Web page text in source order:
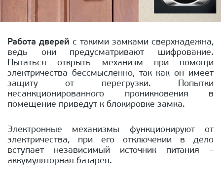
Работа дверей с такими замками сверхнадежна,
ведь они предусматривают шифрование.
Пытаться открыть механизм при помощи
электричества бессмысленно, так как он имеет
защиту от перегрузки. Попытки
несанкционированного проникновения в
помещение приведут к блокировке замка.
Электронные механизмы функционируют от
электричества, при его отключении в дело
вступает независимый источник питания –
аккумуляторная батарея.